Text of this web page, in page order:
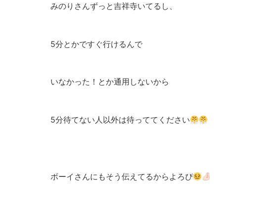
みのりさんずっと吉祥寺いてるし、
5分とかですぐ行けるんで
いなかった！とか通用しないから
5分待てない人以外は待っててください
ボーイさんにもそう伝えてるからよろぴ